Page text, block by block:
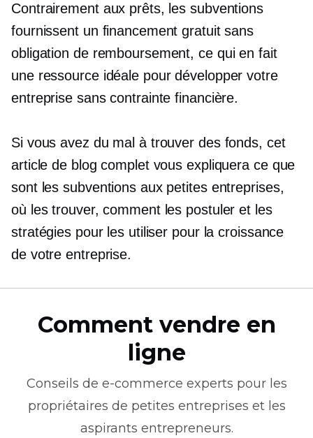
Contrairement aux prêts, les subventions
fournissent un financement gratuit sans
obligation de remboursement, ce qui en fait
une ressource idéale pour développer votre
entreprise sans contrainte financière.
Si vous avez du mal à trouver des fonds, cet
article de blog complet vous expliquera ce que
sont les subventions aux petites entreprises,
où les trouver, comment les postuler et les
stratégies pour les utiliser pour la croissance
de votre entreprise.
Comment vendre en
ligne
Conseils de e-commerce experts pour les
propriétaires de petites entreprises et les
aspirants entrepreneurs.